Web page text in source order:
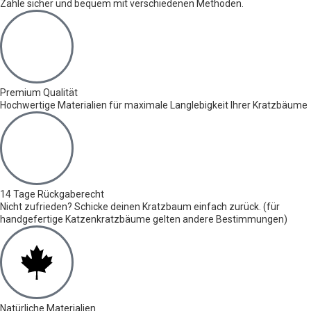
Zahle sicher und bequem mit verschiedenen Methoden.
Premium Qualität
Hochwertige Materialien für maximale Langlebigkeit Ihrer Kratzbäume
14 Tage Rückgaberecht
Nicht zufrieden? Schicke deinen Kratzbaum einfach zurück. (für
handgefertige Katzenkratzbäume gelten andere Bestimmungen)
Natürliche Materialien